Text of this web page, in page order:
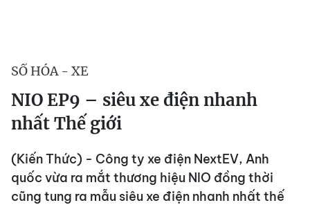
SỐ HÓA - XE
NIO EP9 – siêu xe điện nhanh
nhất Thế giới
(Kiến Thức) - Công ty xe điện NextEV, Anh
quốc vừa ra mắt thương hiệu NIO đồng thời
cũng tung ra mẫu siêu xe điện nhanh nhất thế